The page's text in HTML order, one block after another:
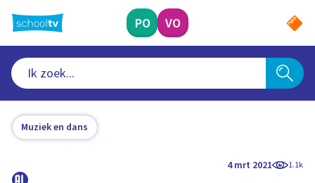
naar
hoofdinhoud
PO VO
Muziek en dans
4 mrt 2021 1.1k